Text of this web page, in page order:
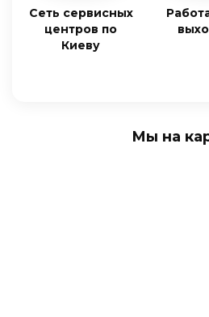
Сеть сервисных
центров по
Киеву
Мы на